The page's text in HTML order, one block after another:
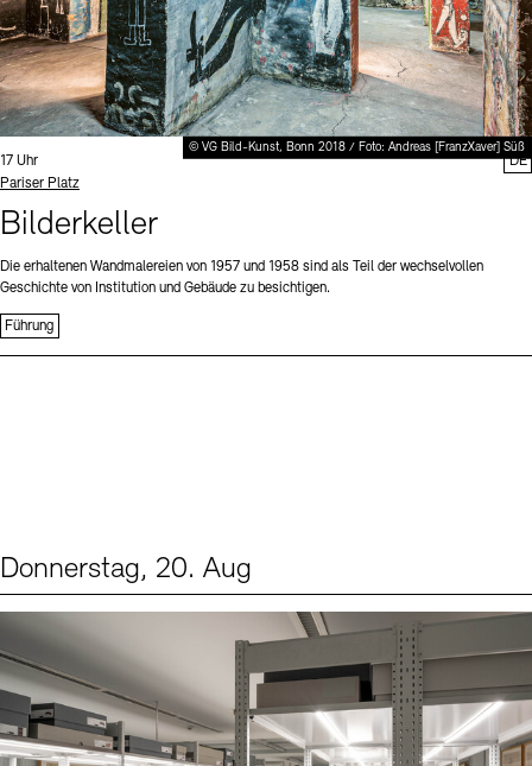
© VG Bild-Kunst, Bonn 2018 / Foto: Andreas [FranzXaver] Süß
Uhrzeit:
17 Uhr
Standort
Pariser Platz
Bilderkeller
Die erhaltenen Wandmalereien von 1957 und 1958 sind als Teil der wechselvollen
Geschichte von Institution und Gebäude zu besichtigen.
Führung
DE
Donnerstag, 20. Aug